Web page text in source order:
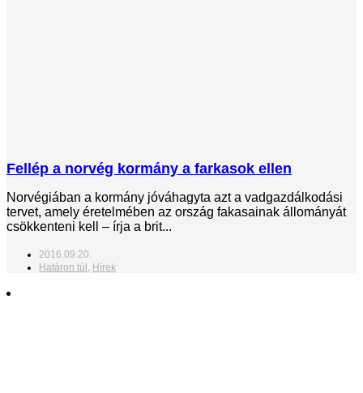
Fellép a norvég kormány a farkasok ellen
Norvégiában a kormány jóváhagyta azt a vadgazdálkodási
tervet, amely éretelmében az ország fakasainak állományát
csökkenteni kell – írja a brit...
2016.09.20.
Határon túl Hírek